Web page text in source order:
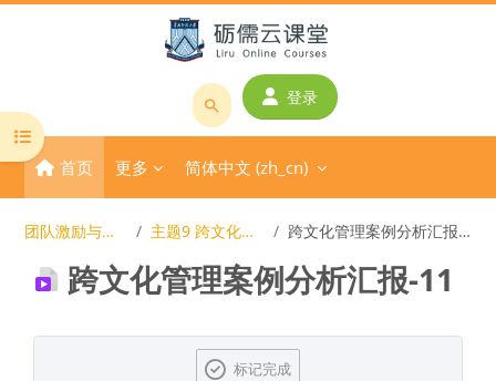
搜
课
程
或
师
称
登录
首页 更多 简体中文 ‎(zh_cn)‎
打开课程索引
团队激励与沟通 主题9 跨文化管理 跨文化管理案例分析汇报-11
跨文化管理案例分析汇报-11
标记完成